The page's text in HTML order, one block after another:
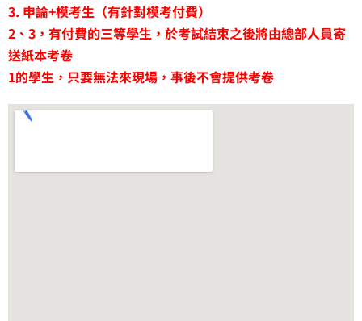
3. 申論+模考生（有針對模考付費）
2、3，有付費的三等學生，於考試結束之後將由總部人員寄
送紙本考卷
1的學生，只要無法來現場，事後不會提供考卷